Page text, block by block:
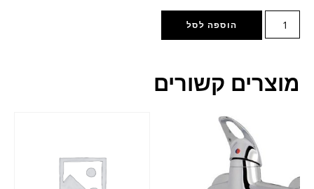
הוספה לסל
מוצרים קשורים